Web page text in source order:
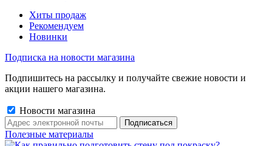
Хиты продаж
Рекомендуем
Новинки
Подписка на новости магазина
Подпишитесь на рассылку и получайте свежие новости и
акции нашего магазина.
Новости магазина
Полезные материалы